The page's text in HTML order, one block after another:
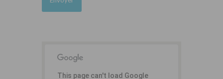
This page can't load Google